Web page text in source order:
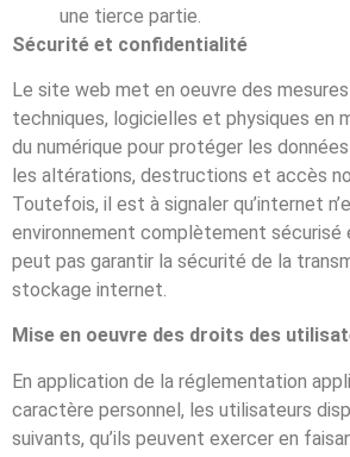
une tierce partie.
Sécurité et confidentialité
Le site web met en oeuvre des
techniques, logicielles et physiques en
du numérique pour protéger les
les altérations, destructions et accès
Toutefois, il est à signaler qu’internet
environnement complètement sécurisé
peut pas garantir la sécurité de la
stockage internet.
Mise en oeuvre des droits des
En application de la réglementation
caractère personnel, les utilisateurs
suivants, qu’ils peuvent exercer en